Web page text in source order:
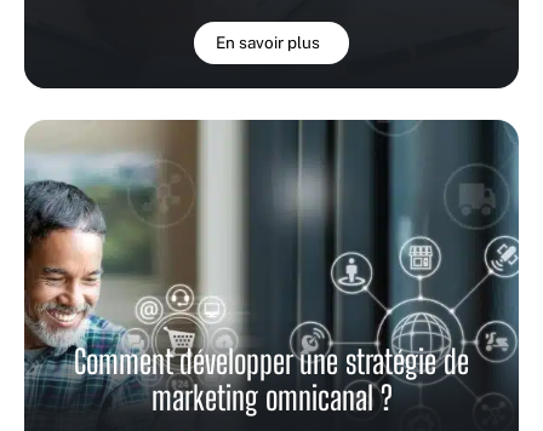
En savoir plus
Comment développer une stratégie de
marketing omnicanal ?